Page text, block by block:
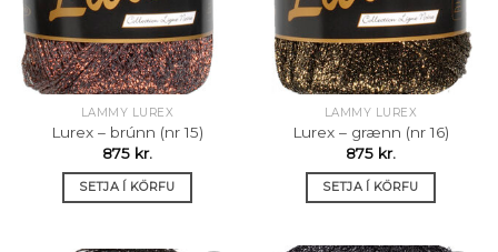
LAMMY LUREX
Lurex – brúnn (nr 15)
875 kr.
SETJA Í KÖRFU
LAMMY LUREX
Lurex – grænn (nr 16)
875 kr.
SETJA Í KÖRFU